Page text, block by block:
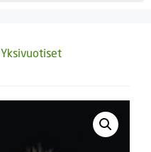
Yksivuotiset